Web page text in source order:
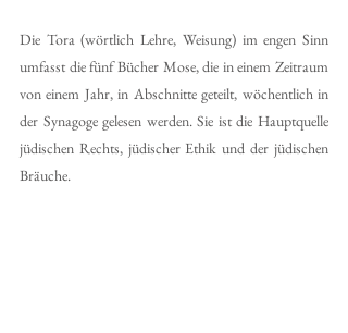
Die Tora (wörtlich Lehre, Weisung) im engen Sinn
umfasst die fünf Bücher Mose, die in einem Zeitraum
von einem Jahr, in Abschnitte geteilt, wöchentlich in
der Synagoge gelesen werden. Sie ist die Hauptquelle
jüdischen Rechts, jüdischer Ethik und der jüdischen
Bräuche.